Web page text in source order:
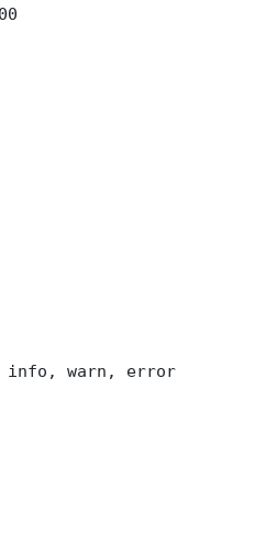
info, warn, error